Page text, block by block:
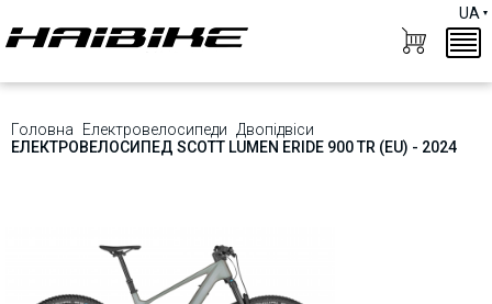
UA
Головна Електровелосипеди
Двопідвіси
ЕЛЕКТРОВЕЛОСИПЕД SCOTT LUMEN ERIDE 900 TR (EU) - 2024